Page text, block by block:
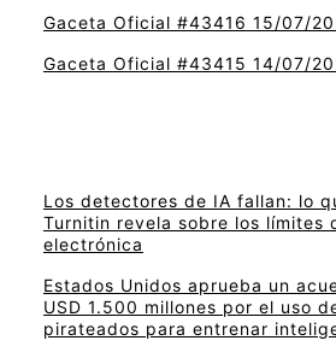
Gaceta Oficial #43416 15/07/
Gaceta Oficial #43415 14/07/
Los detectores de IA fallan: lo
Turnitin revela sobre los límites
electrónica
Estados Unidos aprueba un
USD 1.500 millones por el uso
pirateados para entrenar